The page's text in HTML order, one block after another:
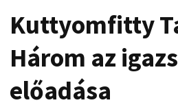
Kuttyomfitty
Három az
előadása